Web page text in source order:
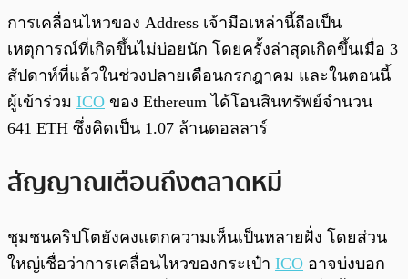
การเคลื่อนไหวของ Address เจ้ามือเหล่านี้ถือเป็น
เหตุการณ์ที่เกิดขึ้นไม่บ่อยนัก โดยครั้งล่าสุดเกิดขึ้นเมื่อ 3
สัปดาห์ที่แล้วในช่วงปลายเดือนกรกฎาคม และในตอนนี้
ผู้เข้าร่วม ICO ของ Ethereum ได้โอนสินทรัพย์จำนวน
641 ETH ซึ่งคิดเป็น 1.07 ล้านดอลลาร์
สัญญาณเตือนถึงตลาดหมี
ชุมชนคริปโตยังคงแตกความเห็นเป็นหลายฝั่ง โดยส่วน
ใหญ่เชื่อว่าการเคลื่อนไหวของกระเป๋า ICO อาจบ่งบอก